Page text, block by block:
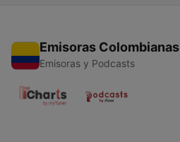
Emisoras Colombianas
Emisoras y Podcasts